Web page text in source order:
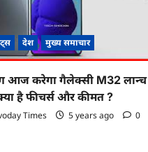
देश मुख्य समाचार
आज करेगा गैलेक्सी M32 लान्च
है फीचर्स और कीमत ?
Times 5 years ago 0